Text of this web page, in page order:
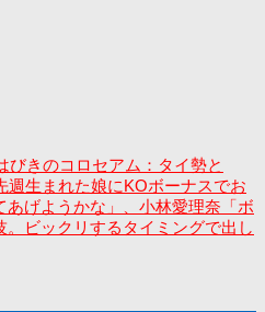
びきのコロセアム：タイ勢と
週生まれた娘にKOボーナスでお
あげようかな」、小林愛理奈「ボ
。ビックリするタイミングで出し